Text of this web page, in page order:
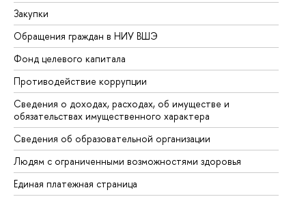
Закупки
Обращения граждан в НИУ ВШЭ
Фонд целевого капитала
Противодействие коррупции
Сведения о доходах, расходах, об имуществе и
обязательствах имущественного характера
Сведения об образовательной организации
Людям с ограниченными возможностями здоровья
Единая платежная страница